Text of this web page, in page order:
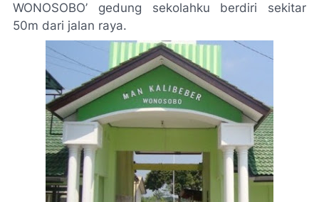
WONOSOBO’ gedung sekolahku berdiri sekitar
50m dari jalan raya.